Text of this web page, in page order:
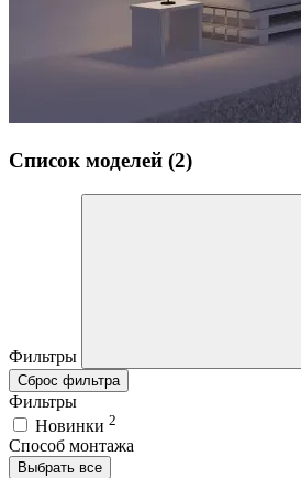
Список моделей (2)
Фильтры
Сброс фильтра
Фильтры
Новинки 2
Способ монтажа
Выбрать все